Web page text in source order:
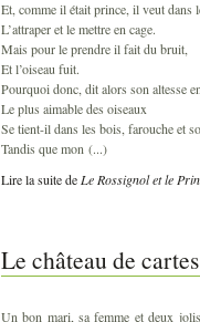
Et, comme il était prince, il veut dans
L’attraper et le mettre en cage.
Mais pour le prendre il fait du bruit,
Et l’oiseau fuit.
Pourquoi donc, dit alors son altesse
Le plus aimable des oiseaux
Se tient-il dans les bois, farouche et
Tandis que mon (...)
Lire la suitede Le Rossignol et le
Le château de cartes
Un bon mari, sa femme et deux